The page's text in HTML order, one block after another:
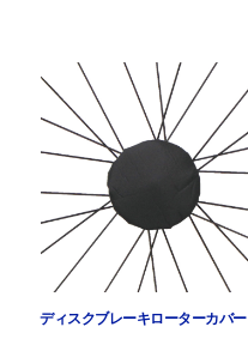
ディスクブレーキローターカバー